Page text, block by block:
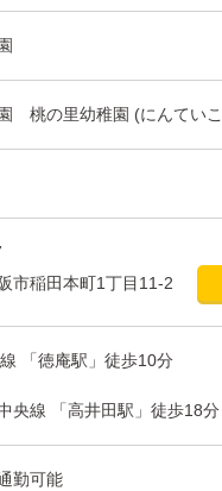
桃の里幼稚園 (にんてい
市稲田本町1丁目11-2
「徳庵駅」徒歩10分
央線 「高井田駅」徒歩18分
勤可能